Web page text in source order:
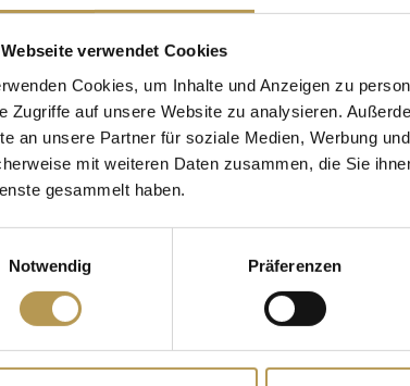
verwendet Cookies
Cookies, um Inhalte und Anzeigen zu
Zugriffe auf unsere Website zu analysieren.
an unsere Partner für soziale Medien, Werbung
mit weiteren Daten zusammen, die Sie
gesammelt haben.
Notwendig
Präferenzen
Frühstück
inkl. ausgewählten, begleitenden
Begleitung in der Hotelbar am
inkl. ausgewählten, begleitenden
Dance-Floors mit DJ am 31. Dezember
Blick auf den Fleesensee